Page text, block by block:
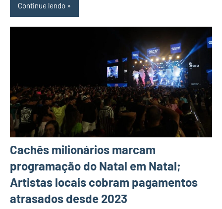
Continue lendo
Cachês milionários marcam
programação do Natal em Natal;
Artistas locais cobram pagamentos
atrasados desde 2023